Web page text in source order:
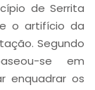
de Serrita
o artifício da
Segundo
se em
enquadrar os